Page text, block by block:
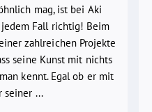
mag, ist bei Aki
Fall richtig! Beim
zahlreichen Projekte
seine Kunst mit nichts
kennt. Egal ob er mit
seiner ...